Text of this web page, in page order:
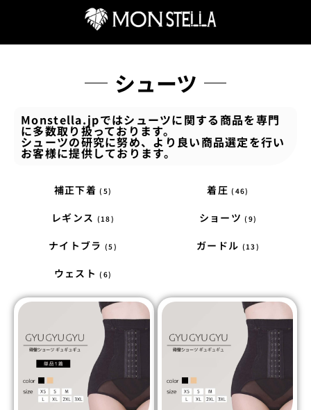
シューツ
Monstella.jpではシューツに関する商品を専門
に多数取り扱っております。
シューツの研究に努め、より良い商品選定を行い
お客様に提供しております。
補正下着(5) 着圧(46)
レギンス (18) ショーツ(9)
ナイトブラ (5) ガードル (13)
ウェスト(6)